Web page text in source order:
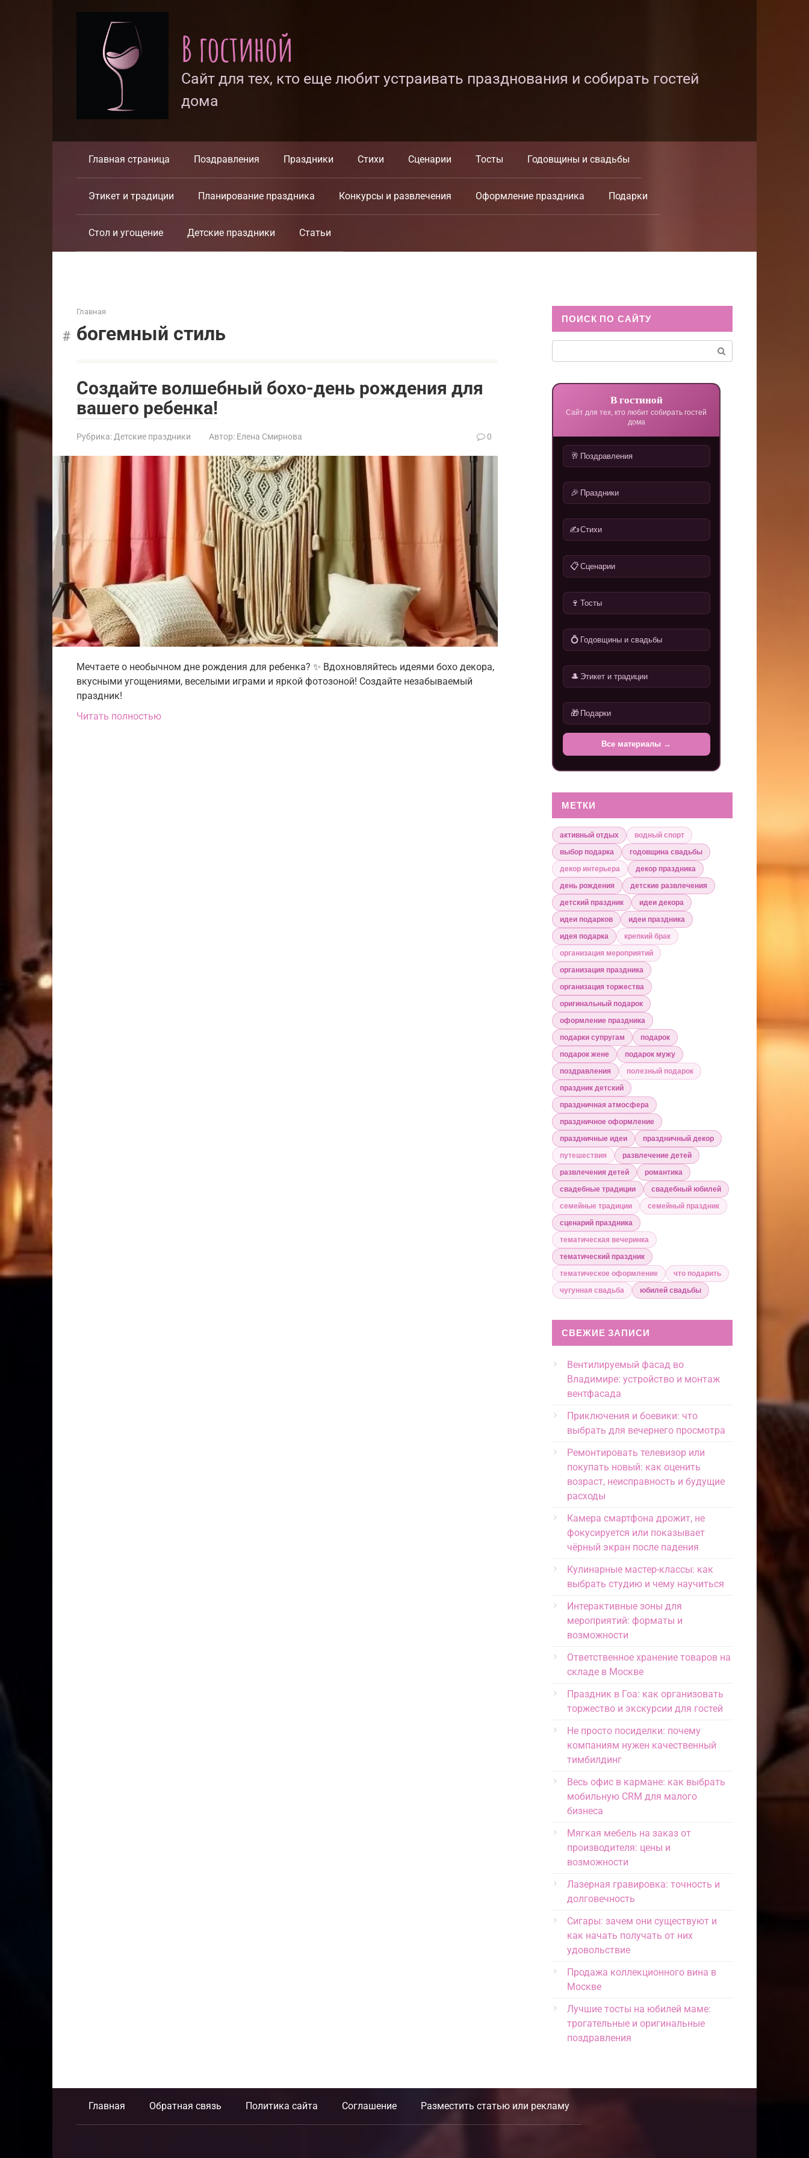
В гостиной
Сайт для тех, кто еще любит устраивать празднования и собирать гостей
дома
Главная страница Поздравления Праздники Стихи Сценарии Тосты Годовщины и свадьбы
Этикет и традиции Планирование праздника Конкурсы и развлечения Оформление праздника Подарки
Стол и угощение Детские праздники Статьи
Главная
богемный стиль
Создайте волшебный бохо-день рождения для
вашего ребенка!
Рубрика: Детские праздники Автор: Елена Смирнова 0
Мечтаете о необычном дне рождения для ребенка? ✨ Вдохновляйтесь идеями бохо декора,
вкусными угощениями, веселыми играми и яркой фотозоной! Создайте незабываемый
праздник!
Читать полностью
ПОИСК ПО САЙТУ
В гостиной
Сайт для тех, кто любит собирать гостей
дома
🥂 Поздравления
🎉 Праздники
✍️Стихи
📋 Сценарии
🍷 Тосты
💍 Годовщины и свадьбы
🎩 Этикет и традиции
🎁 Подарки
Все материалы →
МЕТКИ
активный отдых
водный спорт
выбор подарка
годовщина свадьбы
декор интерьера
декор праздника
день рождения
детские развлечения
детский праздник
идеи декора
идеи подарков
идеи праздника
идея подарка
крепкий брак
организация мероприятий
организация праздника
организация торжества
оригинальный подарок
оформление праздника
подарки супругам
подарок
подарок жене
подарок мужу
поздравления
полезный подарок
праздник детский
праздничная атмосфера
праздничное оформление
праздничные идеи
праздничный декор
путешествия
развлечение детей
развлечения детей
романтика
свадебные традиции
свадебный юбилей
семейные традиции
семейный праздник
сценарий праздника
тематическая вечеринка
тематический праздник
тематическое оформление
что подарить
чугунная свадьба
юбилей свадьбы
СВЕЖИЕ ЗАПИСИ
Вентилируемый фасад во
Владимире: устройство и монтаж
вентфасада
Приключения и боевики: что
выбрать для вечернего просмотра
Ремонтировать телевизор или
покупать новый: как оценить
возраст, неисправность и будущие
расходы
Камера смартфона дрожит, не
фокусируется или показывает
чёрный экран после падения
Кулинарные мастер-классы: как
выбрать студию и чему научиться
Интерактивные зоны для
мероприятий: форматы и
возможности
Ответственное хранение товаров на
складе в Москве
Праздник в Гоа: как организовать
торжество и экскурсии для гостей
Не просто посиделки: почему
компаниям нужен качественный
тимбилдинг
Весь офис в кармане: как выбрать
мобильную CRM для малого
бизнеса
Мягкая мебель на заказ от
производителя: цены и
возможности
Лазерная гравировка: точность и
долговечность
Сигары: зачем они существуют и
как начать получать от них
удовольствие
Продажа коллекционного вина в
Москве
Лучшие тосты на юбилей маме:
трогательные и оригинальные
поздравления
Главная Обратная связь Политика сайта Соглашение Разместить статью или рекламу